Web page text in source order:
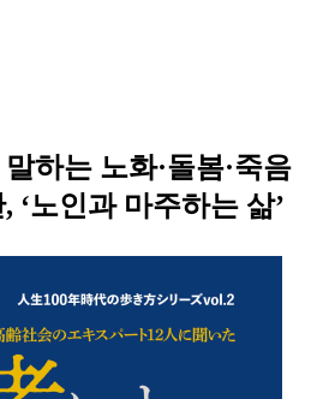
하는 노화·돌봄·죽음
‘노인과 마주하는 삶’